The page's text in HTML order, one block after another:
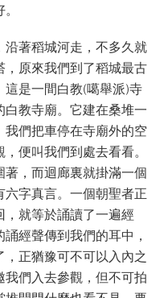
著稻城河走，不多久就
原來我們到了稻城最古
是一間白教(噶舉派)寺
教寺廟。它建在桑堆一
們把車停在寺廟外的空
便叫我們到處去看看。
，而迴廊裏就掛滿一個
字真言。一個朝聖者正
就等於誦讀了一遍經
經聲傳到我們的耳中，
正猶豫可不可以入內之
們入去參觀，但不可拍